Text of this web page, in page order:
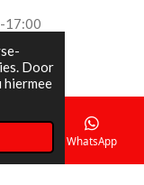
Door
hiermee
17:00
WhatsApp